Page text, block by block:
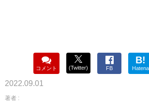
コメント (Twitter) FB
B!
Hatena
2022.09.01
著者 :